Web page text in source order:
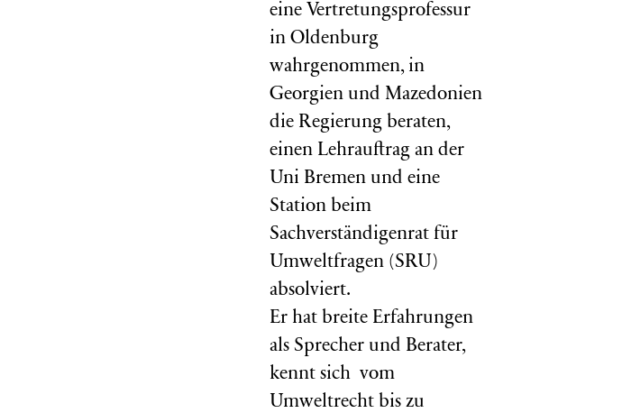
eine Vertretungsprofessur
in Oldenburg
wahrgenommen, in
Georgien und Mazedonien
die Regierung beraten,
einen Lehrauftrag an der
Uni Bremen und eine
Station beim
Sachverständigenrat für
Umweltfragen (SRU )
absolviert.
Er hat breite Erfahrungen
als Sprecher und Berater,
kennt sich vom
Umweltrecht bis zu